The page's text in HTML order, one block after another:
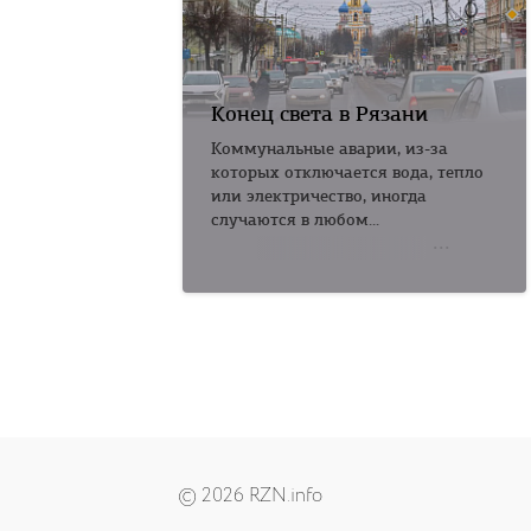
Конец света в Рязани
Коммунальные аварии, из-за
которых отключается вода, тепло
или электричество, иногда
случаются в любом...
© 2026 RZN.info